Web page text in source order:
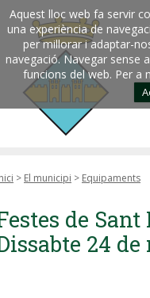
Aquest lloc web fa servir
una experiència de
per millorar i adaptar-
navegació. Navegar sense
funcions del web. Per a
> El municipi > Equipaments
de Sant
24